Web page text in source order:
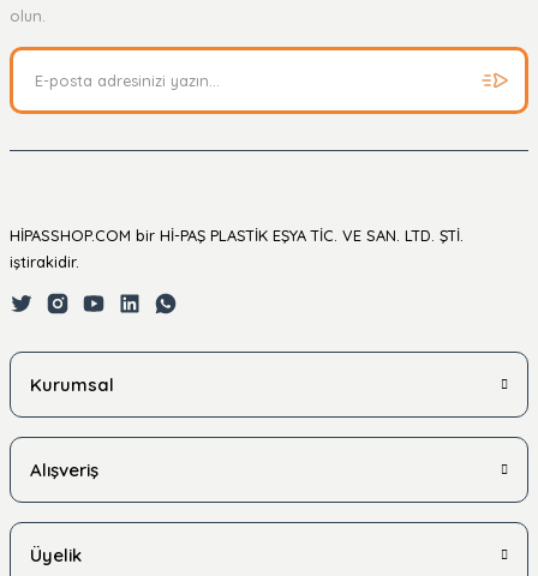
olun.
HİPASSHOP.COM bir Hİ-PAŞ PLASTİK EŞYA TİC. VE SAN. LTD. ŞTİ.
iştirakidir.
Kurumsal
Alışveriş
Üyelik